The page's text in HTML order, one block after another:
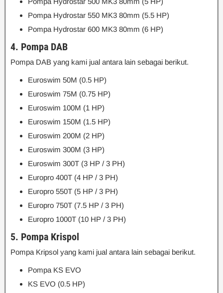
Pompa Hydrostar 550 MK3 80mm (5.5 HP)
Pompa Hydrostar 600 MK3 80mm (6 HP)
4. Pompa DAB
Pompa DAB yang kami jual antara lain sebagai berikut.
Euroswim 50M (0.5 HP)
Euroswim 75M (0.75 HP)
Euroswim 100M (1 HP)
Euroswim 150M (1.5 HP)
Euroswim 200M (2 HP)
Euroswim 300M (3 HP)
Euroswim 300T (3 HP / 3 PH)
Europro 400T (4 HP / 3 PH)
Europro 550T (5 HP / 3 PH)
Europro 750T (7.5 HP / 3 PH)
Europro 1000T (10 HP / 3 PH)
5. Pompa Krispol
Pompa Kripsol yang kami jual antara lain sebagai berikut.
Pompa KS EVO
KS EVO (0.5 HP)